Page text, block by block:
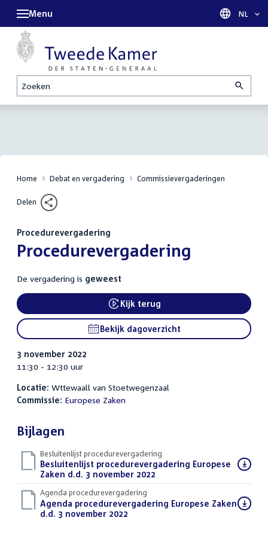
Zoeken
Menu Taal
NL
Home Debat en vergadering Commissievergaderingen
Delen
Procedurevergadering
:Procedurevergadering
De vergadering is geweest
External link:
Kijk terug
Bekijk dagoverzicht
3 november 2022
11:30 - 12:30 uur
Locatie: Wttewaall van Stoetwegenzaal
Commissie: Europese Zaken
Bijlagen
Besluitenlijst procedurevergadering
Download
bestand:
Besluitenlijst procedurevergadering Europese
Zaken d.d. 3 november 2022
Agenda procedurevergadering
Download
bestand:
Agenda procedurevergadering Europese Zaken
d.d. 3 november 2022